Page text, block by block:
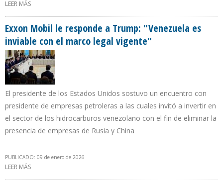
LEER MÁS
Exxon Mobil le responde a Trump: "Venezuela es
inviable con el marco legal vigente"
El presidente de los Estados Unidos sostuvo un encuentro con
presidente de empresas petroleras a las cuales invitó a invertir en
el sector de los hidrocarburos venezolano con el fin de eliminar la
presencia de empresas de Rusia y China
PUBLICADO: 09 de enero de 2026
LEER MÁS